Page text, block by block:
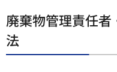
廃棄物管理責任
法